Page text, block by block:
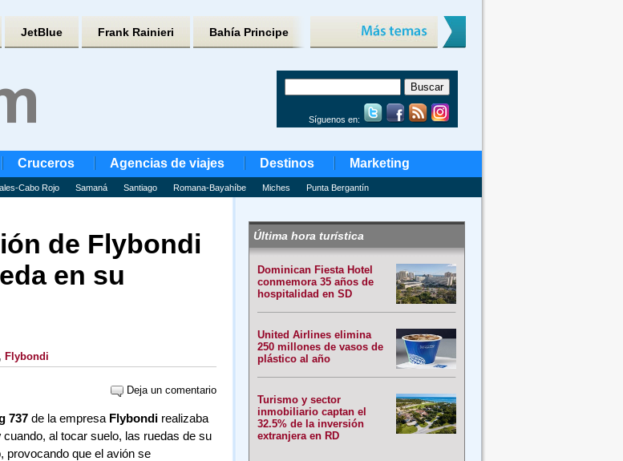
JetBlue Frank Rainieri Bahía Principe
Síguenos en:
Cruceros Agencias de viajes Destinos Marketing
Cabo Rojo Samaná Santiago Romana-Bayahíbe Miches Punta Bergantín
de Flybondi
en su
Flybondi
Deja un comentario
737de la empresa Flybondirealizaba
cuando, al tocar suelo, las ruedas de su
provocando que el avión se
Última hora turística
Dominican Fiesta Hotel
conmemora 35 años de
hospitalidad en SD
United Airlines elimina
250 millones de vasos de
plástico al año
Turismo y sector
inmobiliario captan el
32.5% de la inversión
extranjera en RD